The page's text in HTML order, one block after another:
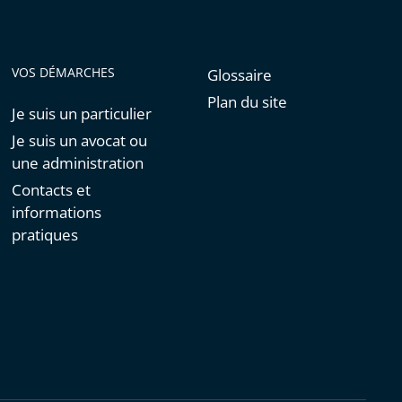
VOS DÉMARCHES
Je suis un particulier
Je suis un avocat ou
une administration
Contacts et
informations
pratiques
Glossaire
Plan du site